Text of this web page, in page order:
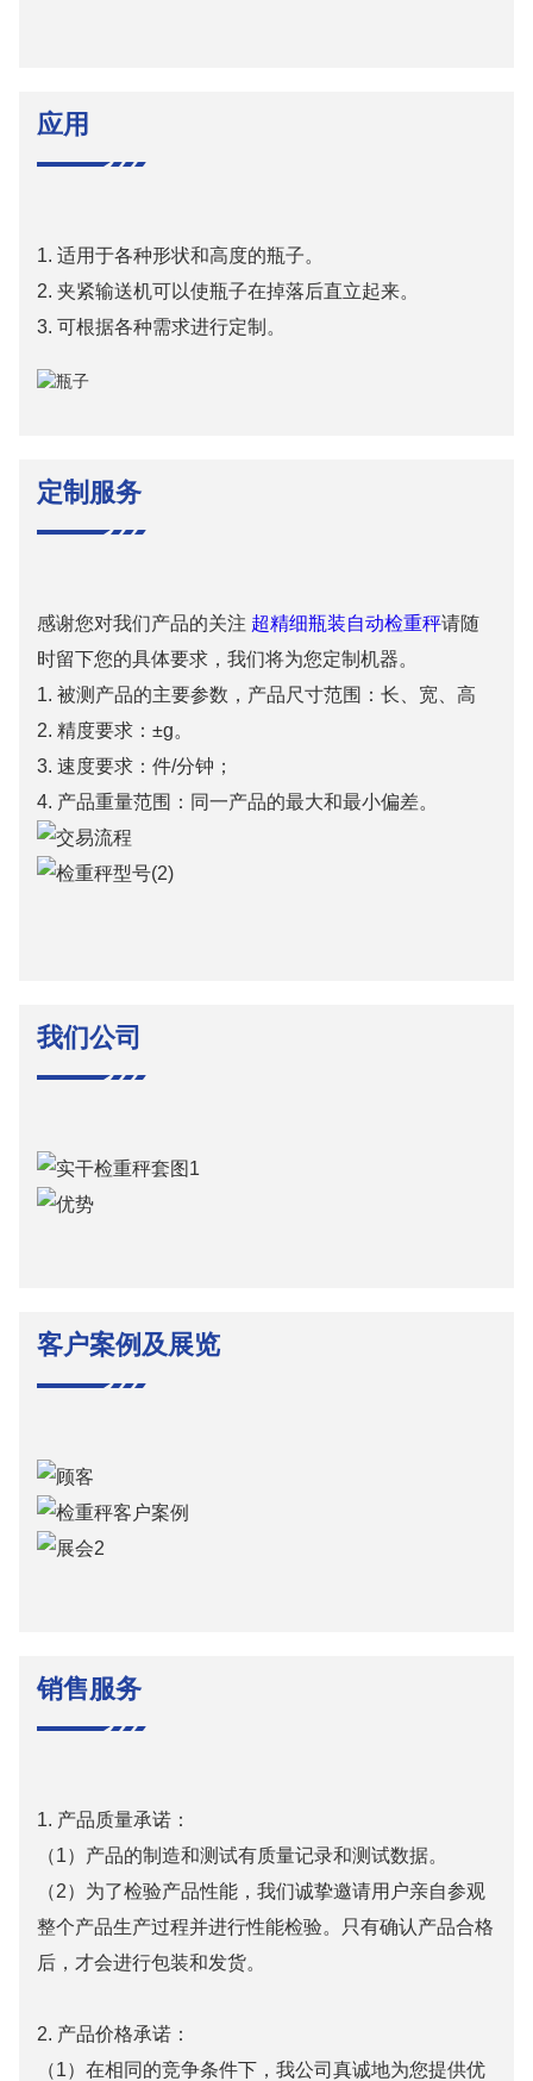
应用
1. 适用于各种形状和高度的瓶子。
2. 夹紧输送机可以使瓶子在掉落后直立起来。
3. 可根据各种需求进行定制。
定制服务
感谢您对我们产品的关注 超精细瓶装自动检重秤请随
时留下您的具体要求，我们将为您定制机器。
1. 被测产品的主要参数，产品尺寸范围：长、宽、高
2. 精度要求：±g。
3. 速度要求：件/分钟；
4. 产品重量范围：同一产品的最大和最小偏差。
我们公司
客户案例及展览
销售服务
1. 产品质量承诺：
（1）产品的制造和测试有质量记录和测试数据。
（2）为了检验产品性能，我们诚挚邀请用户亲自参观
整个产品生产过程并进行性能检验。只有确认产品合格
后，才会进行包装和发货。
2. 产品价格承诺：
（1）在相同的竞争条件下，我公司真诚地为您提供优